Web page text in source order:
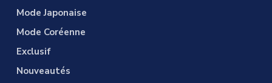
Mode Japonaise
Mode Coréenne
Exclusif
Nouveautés